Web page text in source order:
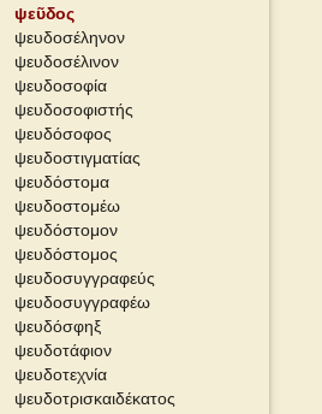
ψεῦδος
ψευδοσέληνον
ψευδοσέλινον
ψευδοσοφία
ψευδοσοφιστής
ψευδόσοφος
ψευδοστιγματίας
ψευδόστομα
ψευδοστομέω
ψευδόστομον
ψευδόστομος
ψευδοσυγγραφεύς
ψευδοσυγγραφέω
ψευδόσφηξ
ψευδοτάφιον
ψευδοτεχνία
ψευδοτρισκαιδέκατος